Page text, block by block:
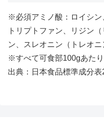
※必須アミノ酸：ロイシン
トリプトファン、リジン
ン、スレオニン（トレオ
※すべて可食部100gあた
出典：日本食品標準成分表